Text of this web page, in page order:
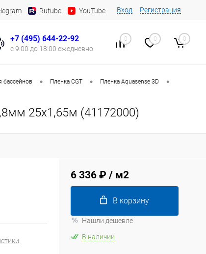
Rutube YouTube Вход Регистрация
+7 (495) 644-22-92
с 9:00 до 18:00 ежедневно
0 0 0
бассейнов • Пленка CGT • Пленка Aquasense 3D •
25х1,65м (41172000)
6 336 ₽ / м2
В корзину
Нашли дешевле
В наличии